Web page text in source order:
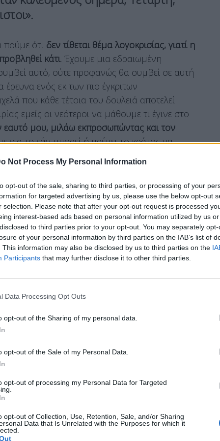
Not Process My Personal Information
opt-out of the sale, sharing to third parties, or processing of your
for targeted advertising by us, please use the below opt-out
selection. Please note that after your opt-out request is processed
interest-based ads based on personal information utilized by us
to third parties prior to your opt-out. You may separately
of your personal information by third parties on the IAB’s list of
This information may also be disclosed by us to third parties on the
Participants that may further disclose it to other third parties.
Data Processing Opt Outs
opt-out of the Sharing of my personal data.
opt-out of the Sale of my Personal Data.
opt-out of processing my Personal Data for Targeted
opt-out of Collection, Use, Retention, Sale, and/or Sharing
Data that Is Unrelated with the Purposes for which it
ότι δεν τίθεται θέμα λογοκρισίας, γιατί η
κάτι. Έχουμε μια εδραιωμένη
αυτό, ούτε προφανώς θα συμβεί σε αυτή
ενός εκ των πιο έγκριτων
που κάθε τέτοια του δουλειά αποτελεί
εμείς οι νεότεροι να μάθουμε τι έγινε στο
μου, μιλάω εκπροσωπώντας και τον
για το εάν μπορεί ή πρέπει το κράτος να
αντικείμενο της συζήτησης δεν είναι η
θετική μέχρι τη στιγμή της δεύτερης
συγγενών των θυμάτων της 17 Νοέμβρη. Οι
πόνο, με την οποία επισήμαναν ότιδεν
ντοκιμαντέρ, στην ίδια έρευνα, οι ίδιοι με
Αυτό το στάθμισε ο ΕΚΚΟΜΕΔ και μετά
κανένας μας ούτε την εγκυρότητα,
ένα κανάλι που έχει πέσει θύμα
Το γεγονός ότι έστειλαν μια